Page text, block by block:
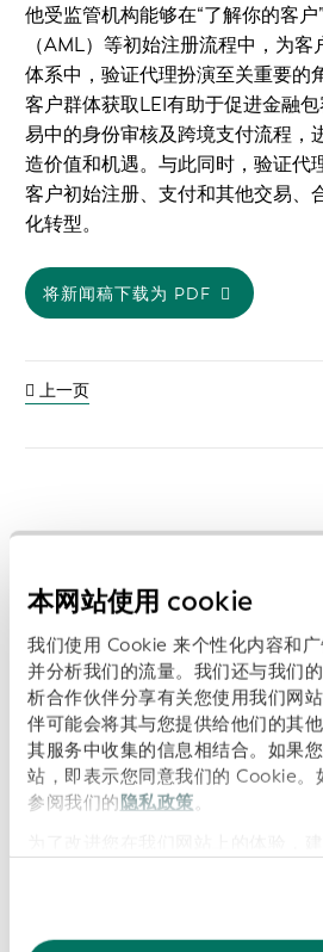
本网站使用 cookie
我们使用 Cookie 来个性化内容和
并分析我们的流量。我们还与我们
析合作伙伴分享有关您使用我们网
伴可能会将其与您提供给他们的其
其服务中收集的信息相结合。如果
站，即表示您同意我们的 Cookie。
参阅我们的隐私政策 。
他受监管机构能够在“了解你的客户
（AML）等初始注册流程中，为
体系中，验证代理扮演至关重要的
客户群体获取LEI有助于促进金融
易中的身份审核及跨境支付流程，
造价值和机遇。与此同时，验证代
客户初始注册、支付和其他交易、
化转型。
将新闻稿下载为 PDF
上一页
Open Supply Hub、维基媒
Wikirate International加入
据集成网络（GODIN），以
性，促进透明度、可持续性
日期: 2026-07-16
日期: 2026-06-16